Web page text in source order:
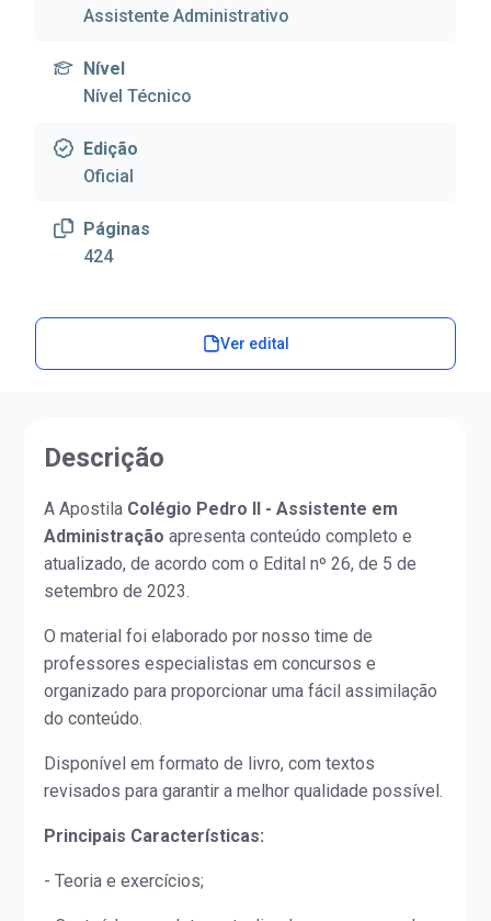
Assistente Administrativo
Nível
Nível Técnico
Edição
Oficial
Páginas
424
Ver edital
Descrição
A Apostila Colégio Pedro II - Assistente em
Administração apresenta conteúdo completo e
atualizado, de acordo com o Edital nº 26, de 5 de
setembro de 2023.
O material foi elaborado por nosso time de
professores especialistas em concursos e
organizado para proporcionar uma fácil assimilação
do conteúdo.
Disponível em formato de livro, com textos
revisados para garantir a melhor qualidade possível.
Principais Características:
- Teoria e exercícios;